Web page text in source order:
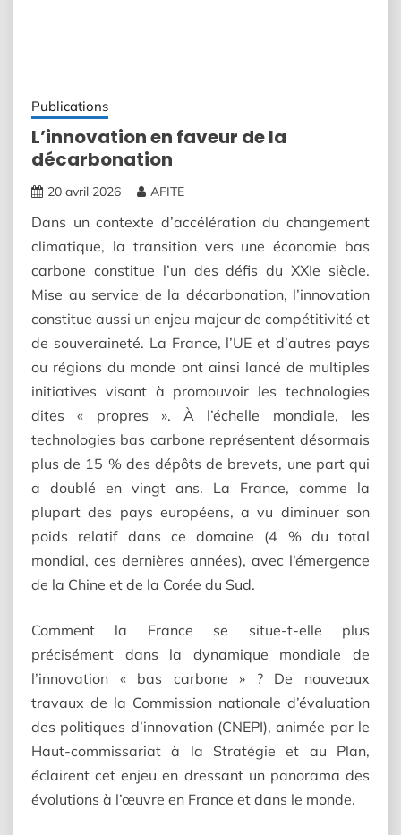
Publications
L’innovation en faveur de la
décarbonation
20 avril 2026 AFITE
Dans un contexte d’accélération du changement
climatique, la transition vers une économie bas
carbone constitue l’un des défis du XXIe siècle.
Mise au service de la décarbonation, l’innovation
constitue aussi un enjeu majeur de compétitivité et
de souveraineté. La France, l’UE et d’autres pays
ou régions du monde ont ainsi lancé de multiples
initiatives visant à promouvoir les technologies
dites « propres ». À l’échelle mondiale, les
technologies bas carbone représentent désormais
plus de 15 % des dépôts de brevets, une part qui
a doublé en vingt ans. La France, comme la
plupart des pays européens, a vu diminuer son
poids relatif dans ce domaine (4 % du total
mondial, ces dernières années), avec l’émergence
de la Chine et de la Corée du Sud.
Comment la France se situe-t-elle plus
précisément dans la dynamique mondiale de
l’innovation « bas carbone » ? De nouveaux
travaux de la Commission nationale d’évaluation
des politiques d’innovation (CNEPI), animée par le
Haut-commissariat à la Stratégie et au Plan,
éclairent cet enjeu en dressant un panorama des
évolutions à l’œuvre en France et dans le monde.